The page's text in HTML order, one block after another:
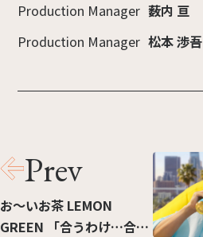
Production Manager 薮内 亘
Production Manager 松本 渉吾
Prev
お～いお茶 LEMON
GREEN 「合うわけ…合っ